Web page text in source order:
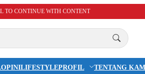
TO CONTINUE WITH CONTENT
OPINILIFESTYLEPROFIL TENTANG